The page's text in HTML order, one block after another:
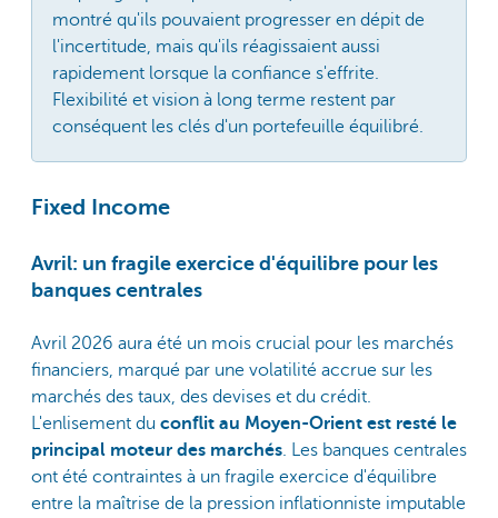
montré qu'ils pouvaient progresser en dépit de
l'incertitude, mais qu'ils réagissaient aussi
rapidement lorsque la confiance s'effrite.
Flexibilité et vision à long terme restent par
conséquent les clés d'un portefeuille équilibré.
Fixed Income
Avril: un fragile exercice d'équilibre pour les
banques centrales
Avril 2026 aura été un mois crucial pour les marchés
financiers, marqué par une volatilité accrue sur les
marchés des taux, des devises et du crédit.
L'enlisement du conflit au Moyen-Orient est resté le
principal moteur des marchés. Les banques centrales
ont été contraintes à un fragile exercice d'équilibre
entre la maîtrise de la pression inflationniste imputable